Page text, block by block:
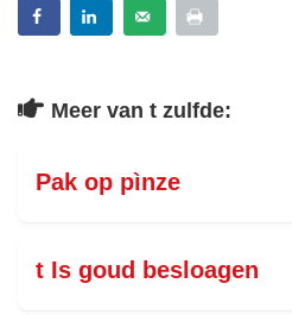
Meer van t zulfde:
Pak op pìnze
t Is goud besloagen